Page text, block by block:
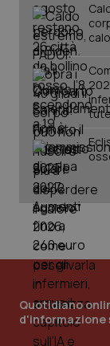
Quotidiano
d'informazione